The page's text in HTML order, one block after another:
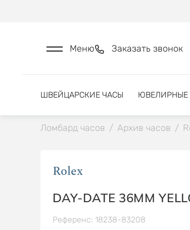
Меню Заказать звонок
ШВЕЙЦАРСКИЕ ЧАСЫ ЮВЕЛИРНЫЕ
Ломбард часов / Архив часов /
Rolex
DAY-DATE 36MM
Референс: 18238-83208